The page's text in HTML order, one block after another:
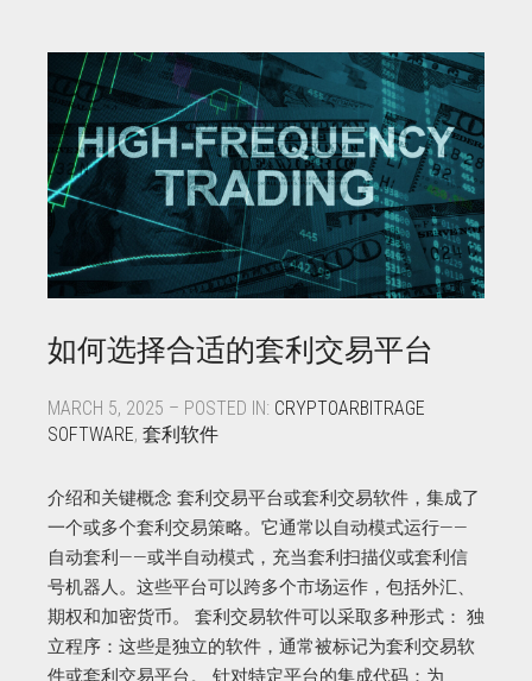
如何选择合适的套利交易平台
MARCH 5, 2025 – POSTED IN: CRYPTOARBITRAGE
SOFTWARE, 套利软件
介绍和关键概念 套利交易平台或套利交易软件，集成了
一个或多个套利交易策略。它通常以自动模式运行——
自动套利——或半自动模式，充当套利扫描仪或套利信
号机器人。这些平台可以跨多个市场运作，包括外汇、
期权和加密货币。 套利交易软件可以采取多种形式： 独
立程序：这些是独立的软件，通常被标记为套利交易软
件或套利交易平台。 针对特定平台的集成代码：为